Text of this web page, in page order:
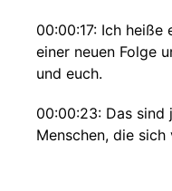
00:00:17: Ich
einer neuen Folge
und euch.
00:00:23: Das sind
Menschen, die